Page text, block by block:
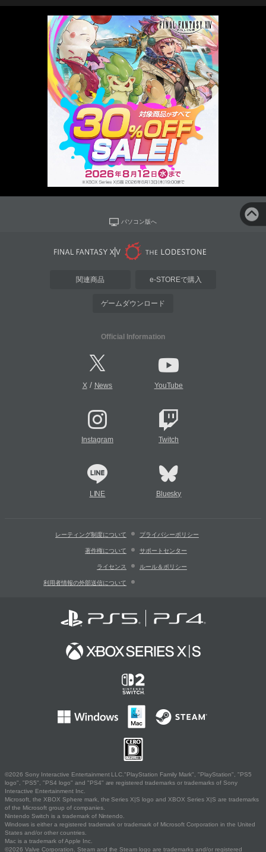
パソコン版へ
関連商品 e-STOREで購入
ゲームダウンロード
Official Information
X/ News YouTube
Instagram Twitch
LINE Bluesky
レーティング制度について プライバシーポリシー
著作権について サポートセンター
ライセンス ルール＆ポリシー
利用者情報の外部送信について
©2026 Sony Interactive Entertainment LLC."PlayStation Family Mark", "PlayStation", "PS5
logo", "PS5", "PS4 logo" and "PS4" are registered trademarks or trademarks of Sony
Interactive Entertainment Inc.
Microsoft, the XBOX Sphere mark, the Series X|S logo and XBOX Series X|S are trademarks
of the Microsoft group of companies.
Nintendo Switch is a trademark of Nintendo.
Windows is either a registered trademark or trademark of Microsoft Corporation in the United
States and/or other countries.
Mac is a trademark of Apple Inc.
©2026 Valve Corporation. Steam and the Steam logo are trademarks and/or registered